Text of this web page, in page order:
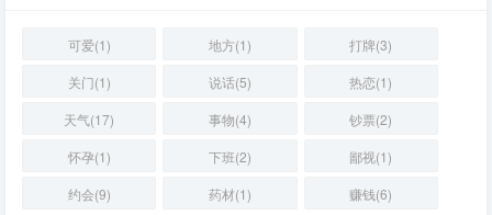
可爱(1) 地方(1)
打牌(3)
关门(1)
说话(5)
热恋(1)
天气(17)
事物(4)
钞票(2)
怀孕(1)
下班(2)
鄙视(1)
约会(9)
药材(1) 赚钱(6)